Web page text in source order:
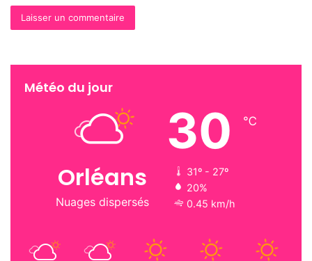
Paru chez Futuropolis, 17 euros
lecture
bande dessinée litterature BD
Futuropolis radio
Météo du jour
Orléans
Nuages dispersés
30 ℃
31º - 27º
20%
0.45 km/h